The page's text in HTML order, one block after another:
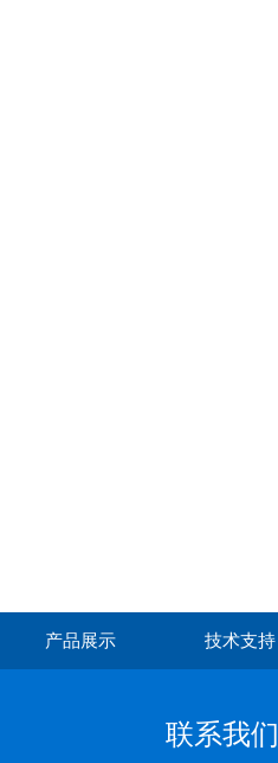
产品展示 技术支持
联系我们